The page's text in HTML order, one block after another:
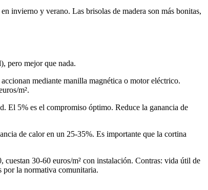
invierno y verano. Las brisolas de madera son más bonitas,
pero mejor que nada.
mediante manilla magnética o motor eléctrico.
m².
El 5% es el compromiso óptimo. Reduce la ganancia de
de calor en un 25-35%. Es importante que la cortina
30-60 euros/m² con instalación. Contras: vida útil de
por la normativa comunitaria.